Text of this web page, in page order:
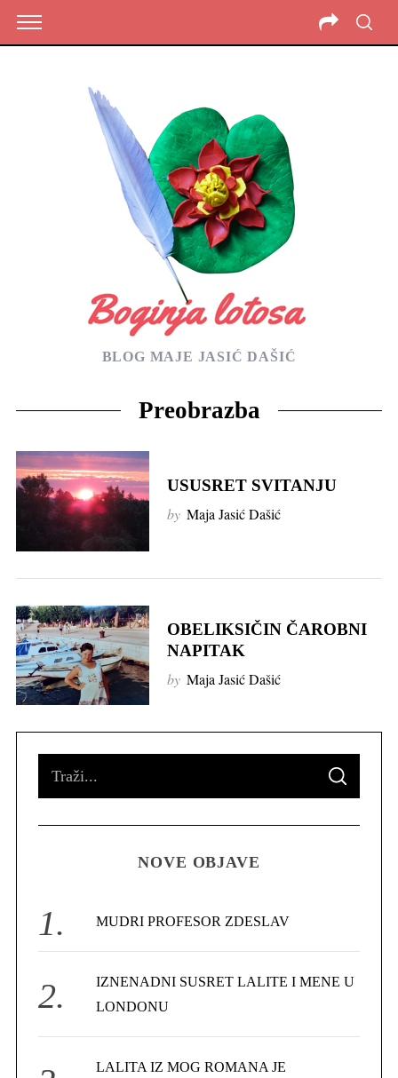
BLOG MAJE JASIĆ DAŠIĆ
Preobrazba
USUSRET SVITANJU
by Maja Jasić Dašić
OBELIKSIČIN ČAROBNI
NAPITAK
by Maja Jasić Dašić
o
S
A
C
NOVE OBJAVE
MUDRI PROFESOR ZDESLAV
IZNENADNI SUSRET LALITE I MENE U
LONDONU
LALITA IZ MOG ROMANA JE